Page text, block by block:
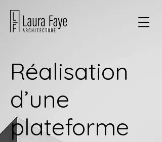
Réalisation
d’une
plateforme